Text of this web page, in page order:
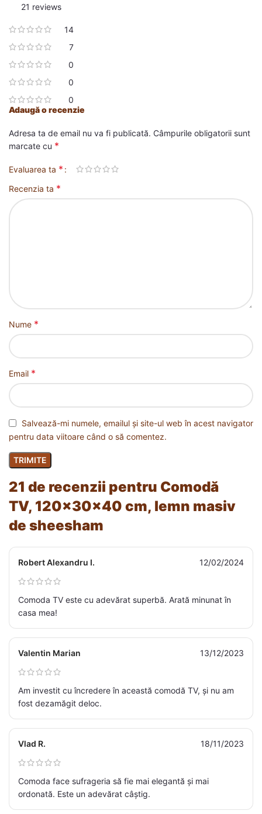
21 reviews
14
7
0
0
0
21 de recenzii pentru Comodă
TV, 120x30x40 cm, lemn masiv
de sheesham
Robert Alexandru I. 12/02/2024
Comoda TV este cu adevărat superbă. Arată minunat în
casa mea!
Valentin Marian 13/12/2023
Am investit cu încredere în această comodă TV, și nu am
fost dezamăgit deloc.
Vlad R. 18/11/2023
Comoda face sufrageria să fie mai elegantă și mai
ordonată. Este un adevărat câștig.
Adaugă o recenzie
Adresa ta de email nu va fi publicată. Câmpurile obligatorii sunt
marcate cu *
Evaluarea ta *
Recenzia ta *
Nume *
Email *
Salvează-mi numele, emailul și site-ul web în acest navigator
pentru data viitoare când o să comentez.